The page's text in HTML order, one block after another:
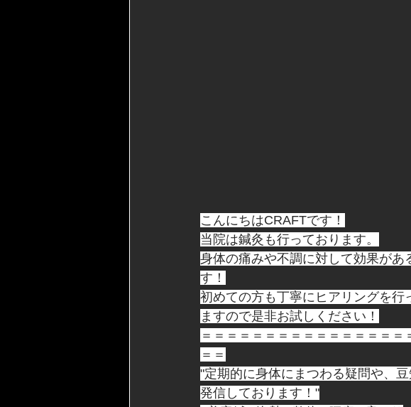
こんにちはCRAFTです！
当院は鍼灸も行っております。
身体の痛みや不調に対して効果があ
す！
初めての方も丁寧にヒアリングを行
ますので是非お試しください！
＝＝＝＝＝＝＝＝＝＝＝＝＝＝＝＝
＝＝
"定期的に身体にまつわる疑問や、
発信しております！"